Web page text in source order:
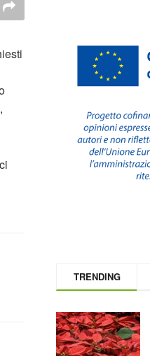
TRENDING